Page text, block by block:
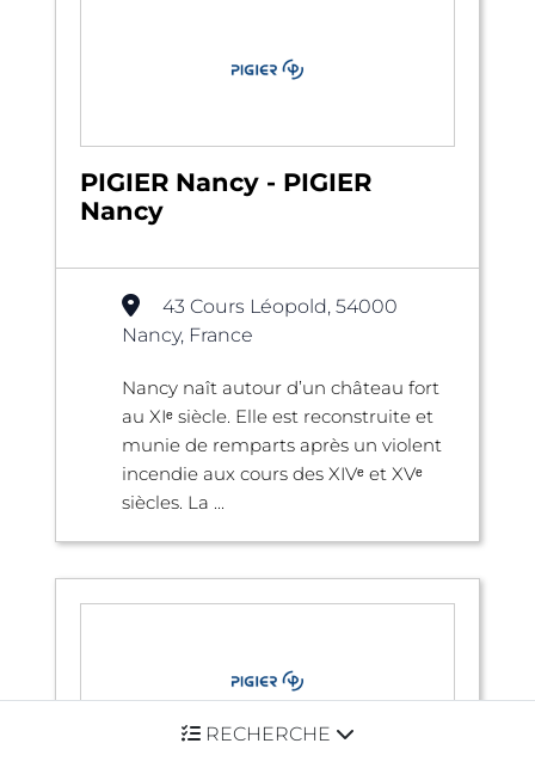
RECHERCHE
PIGIER Nancy - PIGIER
Nancy
43 Cours Léopold, 54000
Nancy, France
Nancy naît autour d’un château fort
au XIᵉ siècle. Elle est reconstruite et
munie de remparts après un violent
incendie aux cours des XIVᵉ et XVᵉ
siècles. La ...